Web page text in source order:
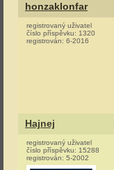
honzaklonfar
registrovaný uživatel
číslo příspěvku: 1320
registrován: 6-2016
Hajnej
registrovaný uživatel
číslo příspěvku: 15288
registrován: 5-2002